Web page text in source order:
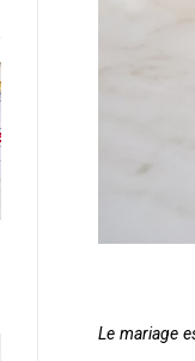
Le mariage